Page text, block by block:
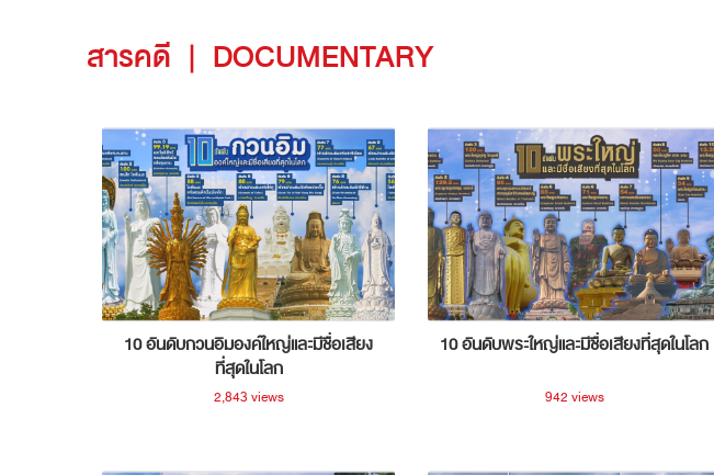
สารคดี | DOCUMENTARY
10 อันดับกวนอิมองค์ใหญ่และมีชื่อเสียง
ที่สุดในโลก
2,843 views
10 อันดับพระใหญ่และมีชื่อเสียงที่สุดในโลก
942 views